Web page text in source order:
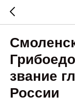
звание
России